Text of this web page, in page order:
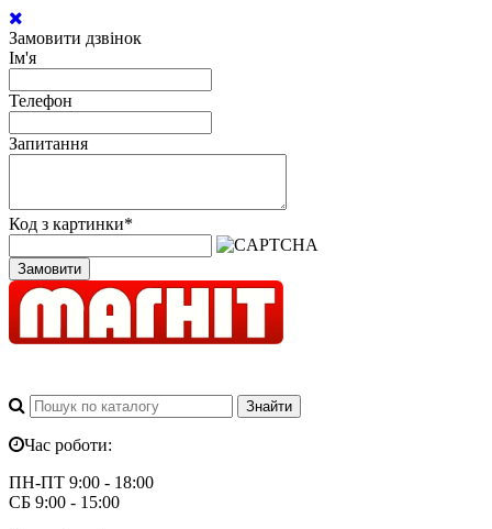
Замовити дзвінок
Ім'я
Телефон
Запитання
Код з картинки*
Замовити
Час роботи:
ПН-ПТ 9:00 - 18:00
СБ 9:00 - 15:00